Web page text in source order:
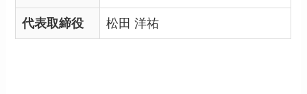
代表取締役 松田 洋祐